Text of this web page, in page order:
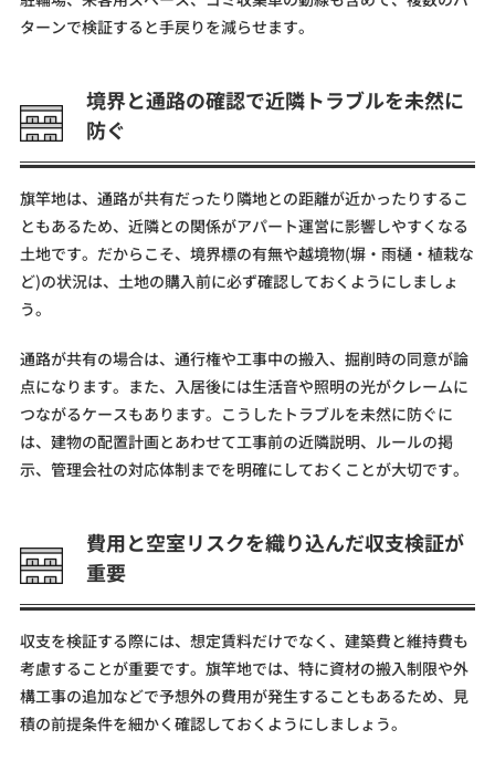
ターンで検証すると手戻りを減らせます。
境界と通路の確認で近隣トラブルを未然に
防ぐ
旗竿地は、通路が共有だったり隣地との距離が近かったりするこ
ともあるため、近隣との関係がアパート運営に影響しやすくなる
土地です。だからこそ、境界標の有無や越境物(塀・雨樋・植栽な
ど)の状況は、土地の購入前に必ず確認しておくようにしましょ
う。
通路が共有の場合は、通行権や工事中の搬入、掘削時の同意が論
点になります。また、入居後には生活音や照明の光がクレームに
つながるケースもあります。こうしたトラブルを未然に防ぐに
は、建物の配置計画とあわせて工事前の近隣説明、ルールの掲
示、管理会社の対応体制までを明確にしておくことが大切です。
費用と空室リスクを織り込んだ収支検証が
重要
収支を検証する際には、想定賃料だけでなく、建築費と維持費も
考慮することが重要です。旗竿地では、特に資材の搬入制限や外
構工事の追加などで予想外の費用が発生することもあるため、見
積の前提条件を細かく確認しておくようにしましょう。